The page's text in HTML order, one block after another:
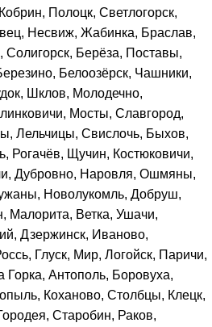
Полоцк, Светлогорск,
Несвиж, Жабинка, Браслав,
Солигорск, Берёза, Поставы,
Белоозёрск, Чашники,
Шклов, Молодечно,
Мосты, Славгород,
Лельчицы, Свислочь, Быхов,
Рогачёв, Щучин, Костюковичи,
Дубровно, Наровля, Ошмяны,
Новолукомль, Добруш,
Малорита, Ветка, Ушачи,
Дзержинск, Иваново,
Глуск, Мир, Логойск, Паричи,
Антополь, Боровуха,
Коханово, Столбцы, Клецк,
Старобин, Раков,